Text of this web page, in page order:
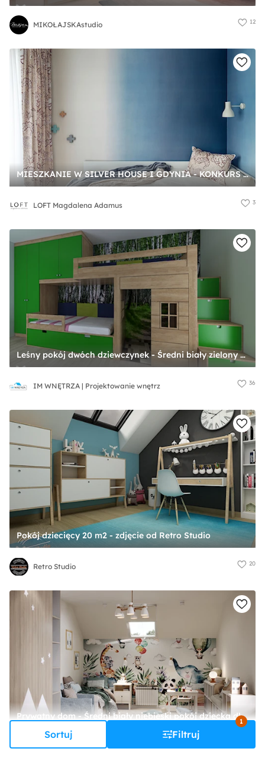
Sortuj Filtruj
1
MIKOŁAJSKAstudio 12
MIESZKANIE W SILVER HOUSE I GDYNIA - KONKURS - Mały szary niebieski pokój dziecka dla nastolatka dla chłopca dla dziewczynki, styl skandynawski - zdjęcie od LOFT Magdalena Adamus
LOFT Magdalena Adamus 3
Leśny pokój dwóch dziewczynek - Średni biały zielony pokój dziecka dla dziecka dla chłopca dla dziewczynki dla rodzeństwa, styl nowoczesny - zdjęcie od IM WNĘTRZA | Projektowanie wnętrz
IM WNĘTRZA | Projektowanie wnętrz 36
Pokój dziecięcy 20 m2 - zdjęcie od Retro Studio
Retro Studio 20
Prywatny dom - Średni biały niebieski pokój dziecka dla dziecka dla chłopca dla dziewczynki, styl skandynawski - zdjęcie od Iryna Bohun
Iryna Bohun